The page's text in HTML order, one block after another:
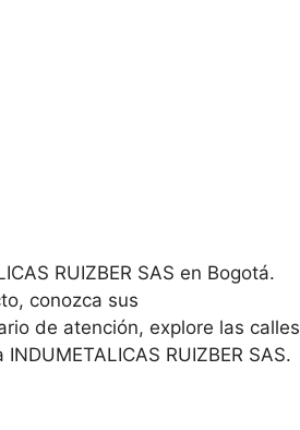
RUIZBER SAS en Bogotá.
conozca sus
de atención, explore las calles
RUIZBER SAS.